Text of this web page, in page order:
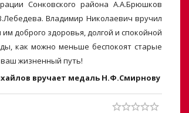
Сонковского района А.А.Брюшков
Владимир Николаевич вручил
доброго здоровья, долгой и спокойной
как можно меньше беспокоят старые
жизненный путь!
вручает медаль Н.Ф.Смирнову